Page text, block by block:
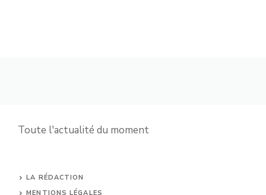
Toute l'actualité du moment
LA RÉDACTION
MENTIONS LÉGALES